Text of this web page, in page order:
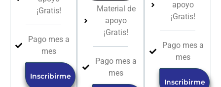
¡Gratis!
Pago mes a
mes
Inscribirme
Material de
apoyo
¡Gratis!
Pago mes a
mes
apoyo
¡Gratis!
Pago mes a
mes
Inscribirme